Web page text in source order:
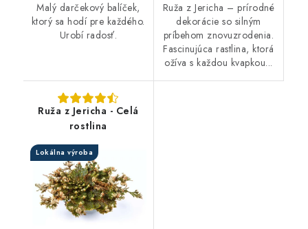
Malý darčekový balíček,
ktorý sa hodí pre každého.
Urobí radosť.
Ruža z Jericha – prírodné
dekorácie so silným
príbehom znovuzrodenia.
Fascinujúca rastlina, ktorá
ožíva s každou kvapkou...
Ruža z Jericha - Celá
rostlina
Lokálna výroba